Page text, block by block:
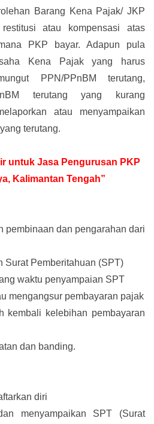
Barang Kena Pajak/ JKP
atau kompensasi atas
PKP bayar. Adapun pula
Kena Pajak yang harus
PPN/PPnBM terutang,
terutang yang kurang
atau menyampaikan
terutang.
untuk Jasa Pengurusan PKP
Kalimantan Tengah”
pembinaan dan pengarahan dari
Surat Pemberitahuan (SPT)
waktu penyampaian SPT
mengangsur pembayaran pajak
kembali kelebihan pembayaran
dan banding.
diri
menyampaikan SPT (Surat